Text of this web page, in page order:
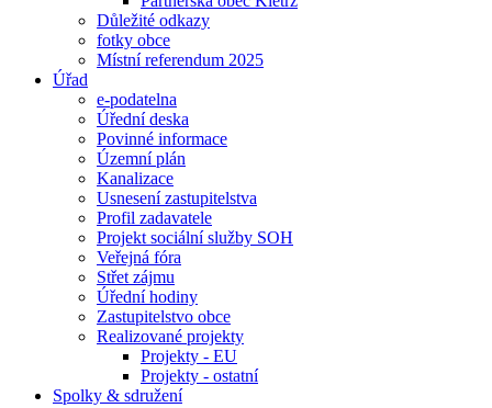
Důležité odkazy
fotky obce
Místní referendum 2025
Úřad
e-podatelna
Úřední deska
Povinné informace
Územní plán
Kanalizace
Usnesení zastupitelstva
Profil zadavatele
Projekt sociální služby SOH
Veřejná fóra
Střet zájmu
Úřední hodiny
Zastupitelstvo obce
Realizované projekty
Projekty - EU
Projekty - ostatní
Spolky & sdružení